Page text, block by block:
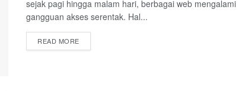
sejak pagi hingga malam hari, berbagai web mengalami
gangguan akses serentak. Hal...
READ MOREDETAILS